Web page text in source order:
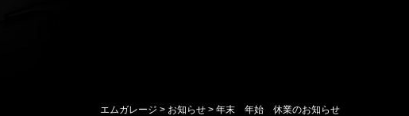
エムガレージ > お知らせ > 年末 年始 休業のお知らせ